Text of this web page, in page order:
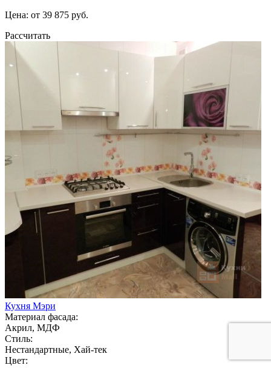
Цена: от 39 875 руб.
Рассчитать
Кухня Мэри
Материал фасада:
Акрил, МДФ
Стиль:
Нестандартные, Хай-тек
Цвет: